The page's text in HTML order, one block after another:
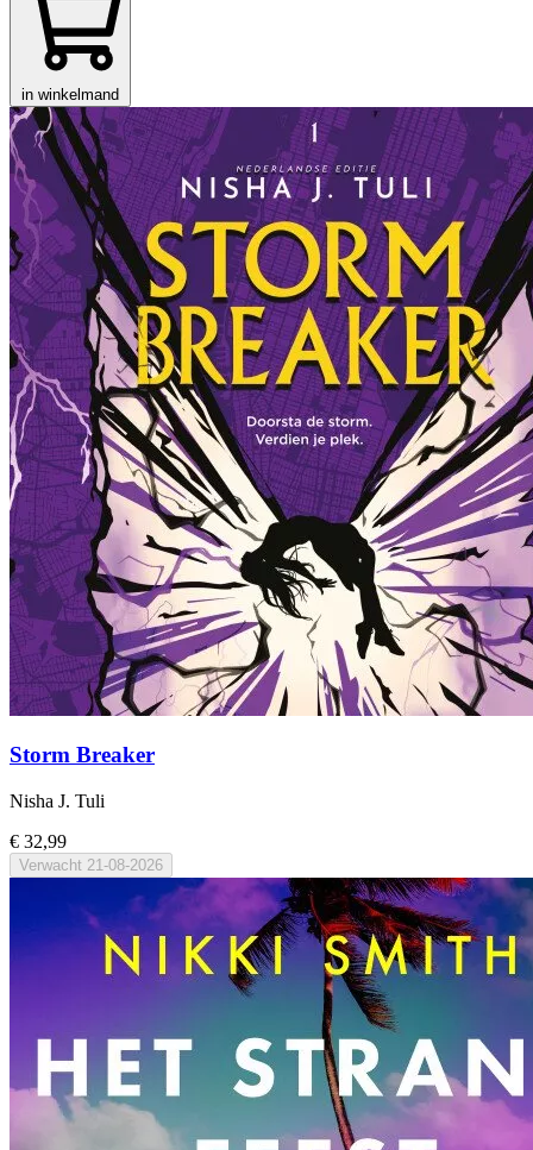
in winkelmand
Storm Breaker
Nisha J. Tuli
€ 32,99
Verwacht 21-08-2026